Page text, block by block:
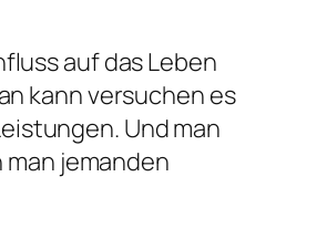
auf das Leben
kann versuchen es
Und man
jemanden